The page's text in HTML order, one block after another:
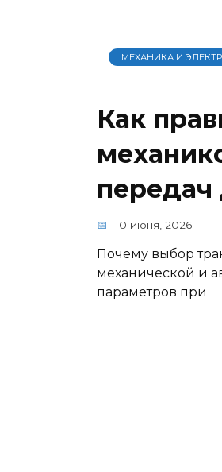
МЕХАНИКА И
Как
передач
10 июня, 2026
Почему выбор
механической и
параметров при